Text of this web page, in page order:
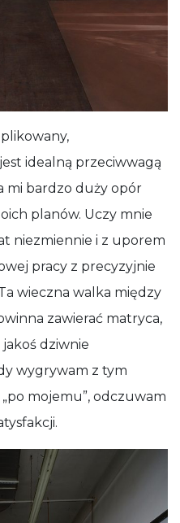
idealną przeciwwagą
mi bardzo duży opór
planów. Uczy mnie
niezmiennie i z uporem
pracy z precyzyjnie
wieczna walka między
zawierać matryca,
dziwnie
wygrywam z tym
mojemu”, odczuwam